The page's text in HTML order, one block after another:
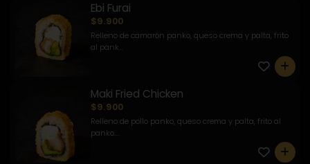
Ebi Furai
$9.900
Relleno de camarón panko, queso crema y palta, frito
al pank...
0
Maki Fried Chicken
$9.900
Relleno de pollo panko, queso crema y palta, frito al
panko....
0